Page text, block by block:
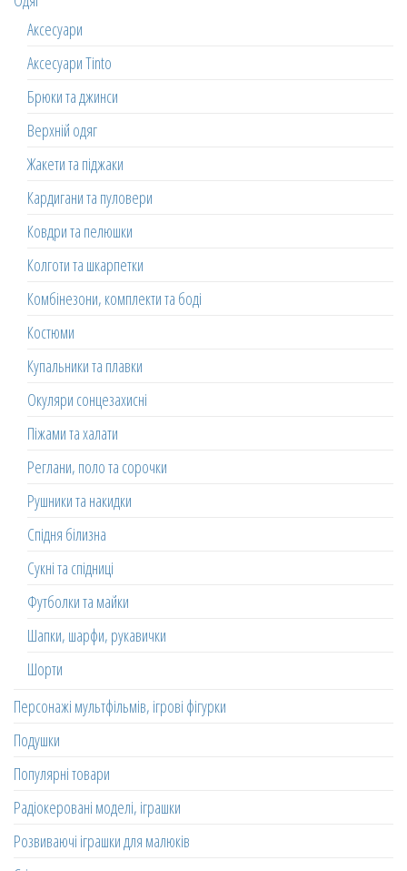
Аксесуари
Аксесуари Tinto
Брюки та джинси
Верхній одяг
Жакети та піджаки
Кардигани та пуловери
Ковдри та пелюшки
Колготи та шкарпетки
Комбінезони, комплекти та боді
Костюми
Купальники та плавки
Окуляри сонцезахисні
Піжами та халати
Реглани, поло та сорочки
Рушники та накидки
Спідня білизна
Сукні та спідниці
Футболки та майки
Шапки, шарфи, рукавички
Шорти
Персонажі мультфільмів, ігрові фігурки
Подушки
Популярні товари
Радіокеровані моделі, іграшки
Розвиваючі іграшки для малюків